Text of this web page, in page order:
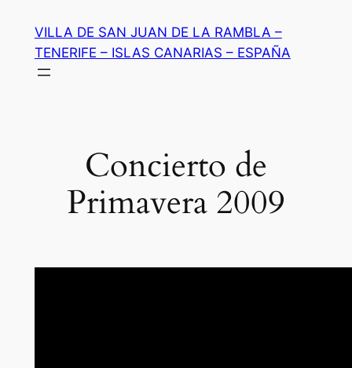
contenido
VILLA DE SAN JUAN DE LA RAMBLA –
TENERIFE – ISLAS CANARIAS – ESPAÑA
Concierto de
Primavera 2009